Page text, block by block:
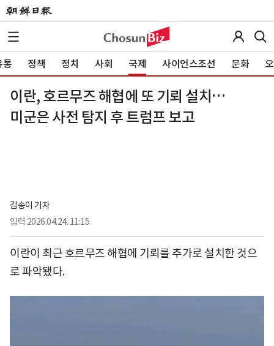
통 정책 정치 사회 국제 사이언스조선 문화
이란, 호르무즈 해협에 또 기뢰 설치…
미군은 사전 탐지 후 트럼프 보고
김송이 기자
입력 2026.04.24. 11:15
이란이 최근 호르무즈 해협에 기뢰를 추가로 설치한 것으
로 파악됐다.